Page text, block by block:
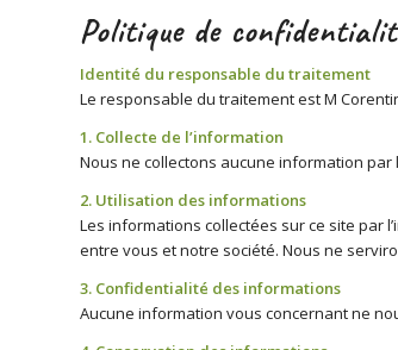
Politique de
Identité du responsable du traitement
Le responsable du traitement est M
1. Collecte de l’information
Nous ne collectons aucune information par
2. Utilisation des informations
Les informations collectées sur ce site par
entre vous et notre société. Nous ne
3. Confidentialité des informations
Aucune information vous concernant ne